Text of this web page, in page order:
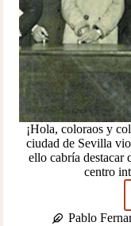
¡Hola, coloraos y
ciudad de Sevilla
ello cabría destacar
centro
Pablo